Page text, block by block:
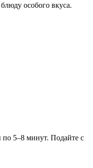
особого вкуса.
по 5–8 минут. Подайте с